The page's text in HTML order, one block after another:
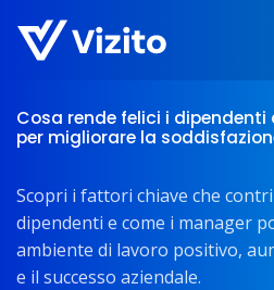
Cosa rende felici i dipendenti
per migliorare la
Scopri i fattori chiave che
dipendenti e come i manager
ambiente di lavoro positivo,
e il successo aziendale.